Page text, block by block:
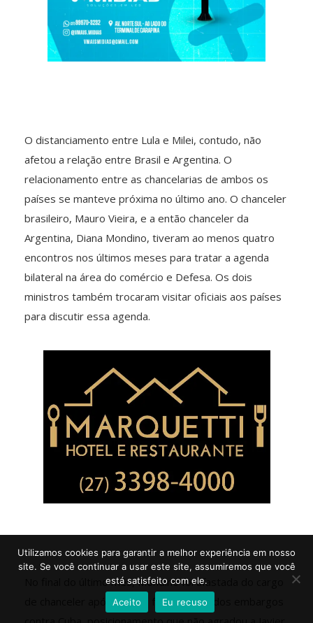
O distanciamento entre Lula e Milei, contudo, não
afetou a relação entre Brasil e Argentina. O
relacionamento entre as chancelarias de ambos os
países se manteve próxima no último ano. O chanceler
brasileiro, Mauro Vieira, e a então chanceler da
Argentina, Diana Mondino, tiveram ao menos quatro
encontros nos últimos meses para tratar a agenda
bilateral na área do comércio e Defesa. Os dois
ministros também trocaram visitar oficiais aos países
para discutir essa agenda.
No final do último mês, Mondino foi afastada do cargo
de chanceler após votar a favor do fim dos embargos
Utilizamos cookies para garantir a melhor experiência em nosso
site. Se você continuar a usar este site, assumiremos que você
está satisfeito com ele.
Aceito
Eu recuso